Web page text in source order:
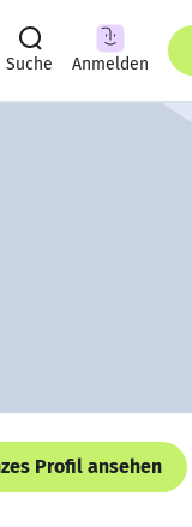
Suche Anmelden
Profil ansehen